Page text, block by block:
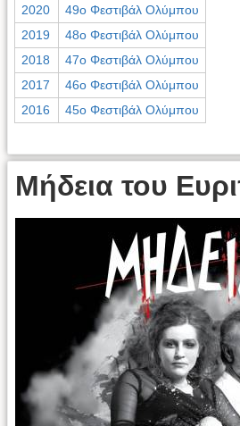
2020
49ο Φεστιβάλ Ολύμπου
2019
48ο Φεστιβάλ Ολύμπου
2018
47ο Φεστιβάλ Ολύμπου
2017
46ο Φεστιβάλ Ολύμπου
2016
45ο Φεστιβάλ Ολύμπου
Μήδεια του